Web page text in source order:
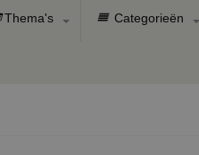
Thema's Categorieën